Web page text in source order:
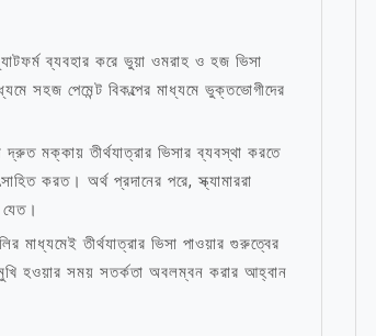
ব্যবহার করে ভুয়া ওমরাহ ও হজ ভিসা
সহজ পেমেন্ট বিকল্পের মাধ্যমে ভুক্তভোগীদের
দ্রুত মক্কায় তীর্থযাত্রার ভিসার ব্যবস্থা করতে
করত। অর্থ প্রদানের পরে, স্ক্যামাররা
মাধ্যমেই তীর্থযাত্রার ভিসা পাওয়ার গুরুত্বের
হওয়ার সময় সতর্কতা অবলম্বন করার আহ্বান